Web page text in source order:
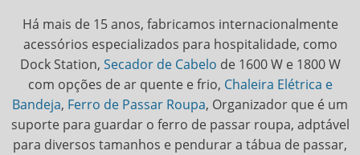
Há mais de 15 anos, fabricamos internacionalmente
acessórios especializados para hospitalidade, como
Dock Station, Secador de Cabelo de 1600 W e 1800 W
com opções de ar quente e frio, Chaleira Elétrica e
Bandeja, Ferro de Passar Roupa, Organizador que é um
suporte para guardar o ferro de passar roupa, adptável
para diversos tamanhos e pendurar a tábua de passar,